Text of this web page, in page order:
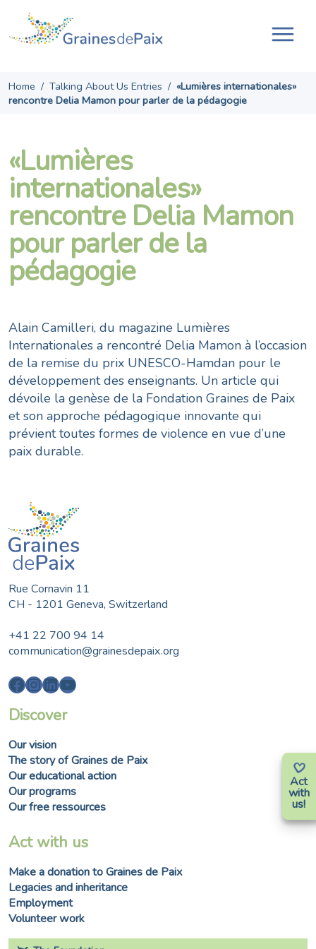
content
Act
with
us!
Home / Talking About Us Entries / «Lumières internationales»
rencontre Delia Mamon pour parler de la pédagogie
«Lumières
internationales»
rencontre Delia Mamon
pour parler de la
pédagogie
Alain Camilleri, du magazine Lumières
Internationales a rencontré Delia Mamon à l’occasion
de la remise du prix UNESCO-Hamdan pour le
développement des enseignants. Un article qui
dévoile la genèse de la Fondation Graines de Paix
et son approche pédagogique innovante qui
prévient toutes formes de violence en vue d’une
paix durable.
Rue Cornavin 11
CH - 1201 Geneva, Switzerland
+41 22 700 94 14
communication@grainesdepaix.org
Facebook
Instagram
LinkedIn
YouTube
Discover
Our vision
The story of Graines de Paix
Our educational action
Our programs
Our free ressources
Act with us
Make a donation to Graines de Paix
Legacies and inheritance
Employment
Volunteer work